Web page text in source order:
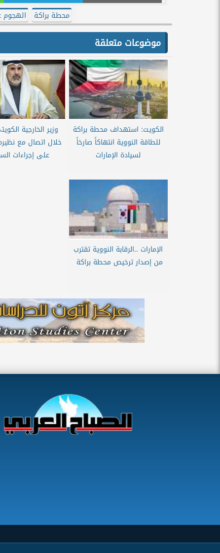
محطة براكة
موضوعات متعلقة
الكويت: استهداف محطة براكة
للطاقة النووية انتهاكاً صارخاً
لسيادة الإمارات
وزير الخارجية
خلال اتصال مع
على إجراءات
الإمارات ..الرقابة النووية تقترب
من إصدار ترخيص محطة براكة